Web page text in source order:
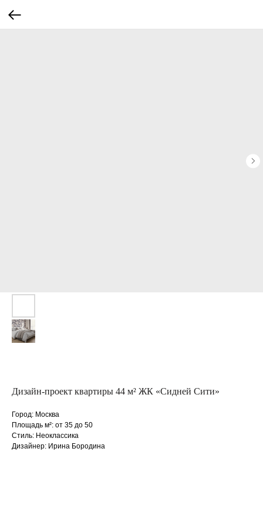
Дизайн-проект квартиры 44 м² ЖК «Сидней Сити»
Город: Москва
Площадь м²: от 35 до 50
Стиль: Неоклассика
Дизайнер: Ирина Бородина